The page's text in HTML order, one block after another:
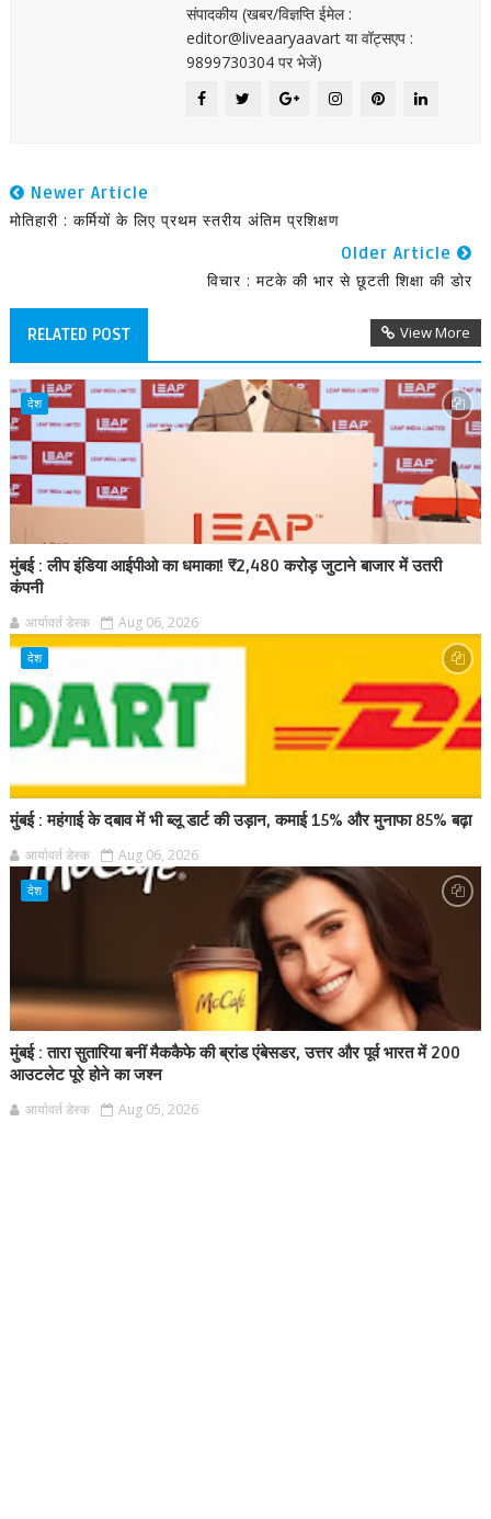
संपादकीय (खबर/विज्ञप्ति ईमेल :
editor@liveaaryaavart या वॉट्सएप :
9899730304 पर भेजें)
Newer Article
मोतिहारी : कर्मियों के लिए प्रथम स्तरीय अंतिम प्रशिक्षण
Older Article
विचार : मटके की भार से छूटती शिक्षा की डोर
RELATED POST View More
देश
मुंबई : लीप इंडिया आईपीओ का धमाका! ₹2,480 करोड़ जुटाने बाजार में उतरी
कंपनी
आर्यावर्त डेस्क Aug 06, 2026
देश
मुंबई : महंगाई के दबाव में भी ब्लू डार्ट की उड़ान, कमाई 15% और मुनाफा 85% बढ़ा
आर्यावर्त डेस्क Aug 06, 2026
देश
मुंबई : तारा सुतारिया बनीं मैककैफे की ब्रांड एंबेसडर, उत्तर और पूर्व भारत में 200
आउटलेट पूरे होने का जश्न
आर्यावर्त डेस्क Aug 05, 2026